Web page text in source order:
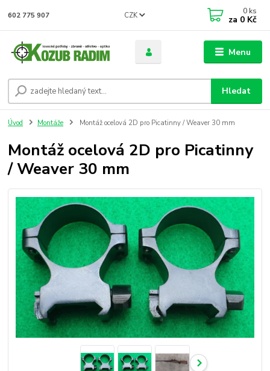
Menu
CZK
Hledat
602 775 907 0 ks
za 0 Kč
Úvod Montáže Montáž ocelová 2D pro Picatinny / Weaver 30 mm
Montáž ocelová 2D pro Picatinny
/ Weaver 30 mm